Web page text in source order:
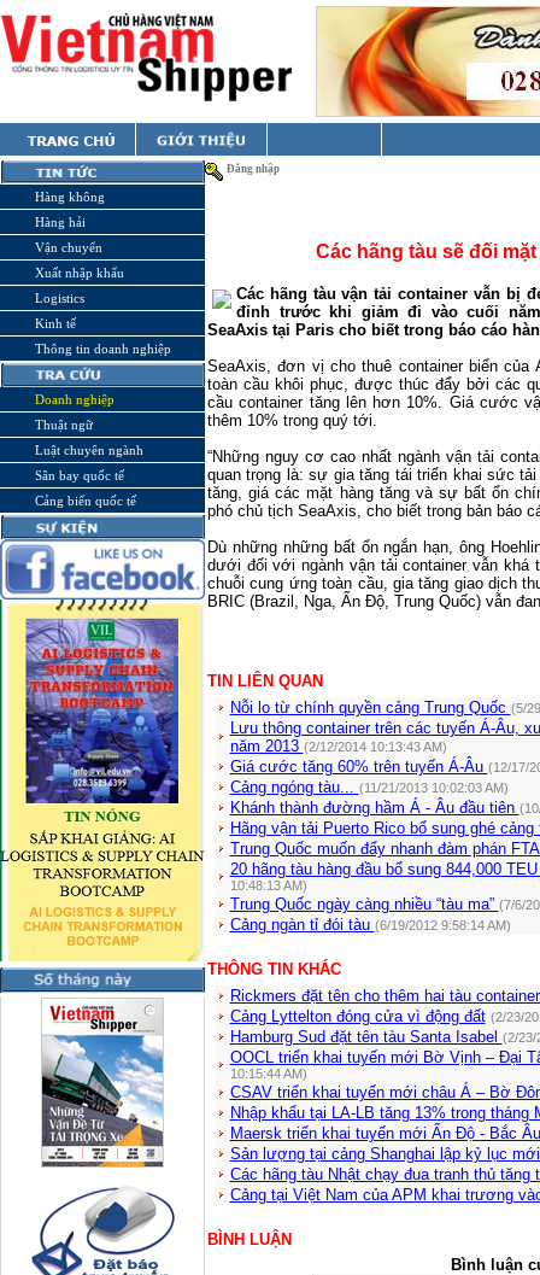
Hàng không
Hàng hải
Vận chuyển
Xuất nhập khẩu
Logistics
Kinh tế
Thông tin doanh nghiệp
Doanh nghiệp
Thuật ngữ
Luật chuyên ngành
Sân bay quốc tế
Cảng biển quốc tế
Đăng nhập
Các hãng tàu sẽ đối
Các hãng tàu vận tải container vẫn bị
đỉnh trước khi giảm đi vào cuối
SeaAxis tại Paris cho biết trong báo cáo
SeaAxis, đơn vị cho thuê container biển của
toàn cầu khôi phục, được thúc đẩy bởi các
cầu container tăng lên hơn 10%. Giá cước
thêm 10% trong quý tới.
“Những nguy cơ cao nhất ngành vận tải
quan trọng là: sự gia tăng tái triển khai sức
tăng, giá các mặt hàng tăng và sự bất ổn
phó chủ tịch SeaAxis, cho biết trong bản báo
Dù những những bất ổn ngắn hạn, ông
dưới đối với ngành vận tải container vẫn
chuỗi cung ứng toàn cầu, gia tăng giao dịch
BRIC (Brazil, Nga, Ấn Độ, Trung Quốc) vẫn
TIN LIÊN QUAN
Nỗi lo từ chính quyền cảng Trung Quốc (5/
Lưu thông container trên các tuyến Á-Âu,
năm 2013 (2/12/2014 10:13:43 AM)
Giá cước tăng 60% trên tuyến Á-Âu (12/17/
Cảng ngóng tàu... (11/21/2013 10:02:03 AM)
Khánh thành đường hầm Á - Âu đầu tiên
Hãng vận tải Puerto Rico bổ sung ghé
Trung Quốc muốn đẩy nhanh đàm phán
20 hãng tàu hàng đầu bổ sung 844,000
10:48:13 AM)
Trung Quốc ngày càng nhiều “tàu ma” (7/6/
Cảng ngàn tỉ đói tàu (6/19/2012 9:58:14 AM)
THÔNG TIN KHÁC
Rickmers đặt tên cho thêm hai tàu
Cảng Lyttelton đóng cửa vì động đất (2/23/
Hamburg Sud đặt tên tàu Santa Isabel (2/23/
OOCL triển khai tuyến mới Bờ Vịnh – Đại
10:15:44 AM)
CSAV triển khai tuyến mới châu Á – Bờ
Nhập khẩu tại LA-LB tăng 13% trong tháng
Maersk triển khai tuyến mới Ấn Độ - Bắc Âu
Sản lượng tại cảng Shanghai lập kỷ lục
Các hãng tàu Nhật chạy đua tranh thủ
Cảng tại Việt Nam của APM khai trương
BÌNH LUẬN
Bình luận